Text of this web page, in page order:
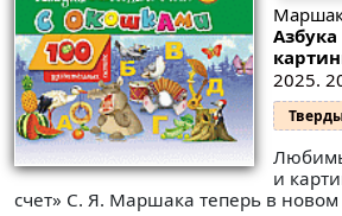
2025.
и
счет» С. Я. Маршака теперь в